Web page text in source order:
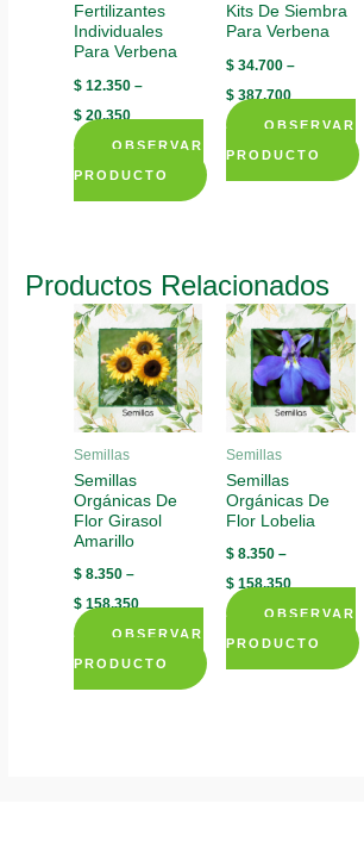
Fertilizantes
Individuales
Para Verbena
$ 12.350 –
$ 20.350
OBSERVAR
PRODUCTO
This
multiple
variants.
The
options
may
chosen
on
the
Kits De Siembra
Para Verbena
$ 34.700 –
$ 387.700
OBSERVAR
PRODUCTO
This
multiple
variants.
The
options
may
be
chosen
on
the
Productos Relacionados
Semillas
Semillas
Orgánicas De
Flor Girasol
Amarillo
$ 8.350 –
$ 158.350
OBSERVAR
PRODUCTO
This
Semillas
Semillas
Orgánicas De
Flor Lobelia
$ 8.350 –
$ 158.350
OBSERVAR
PRODUCTO
This